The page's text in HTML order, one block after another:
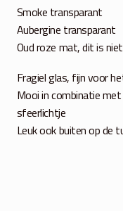
Smoke transparant
Aubergine transparant
Oud roze mat, dit is
Fragiel glas, fijn voor
Mooi in combinatie
sfeerlichtje
Leuk ook buiten op de